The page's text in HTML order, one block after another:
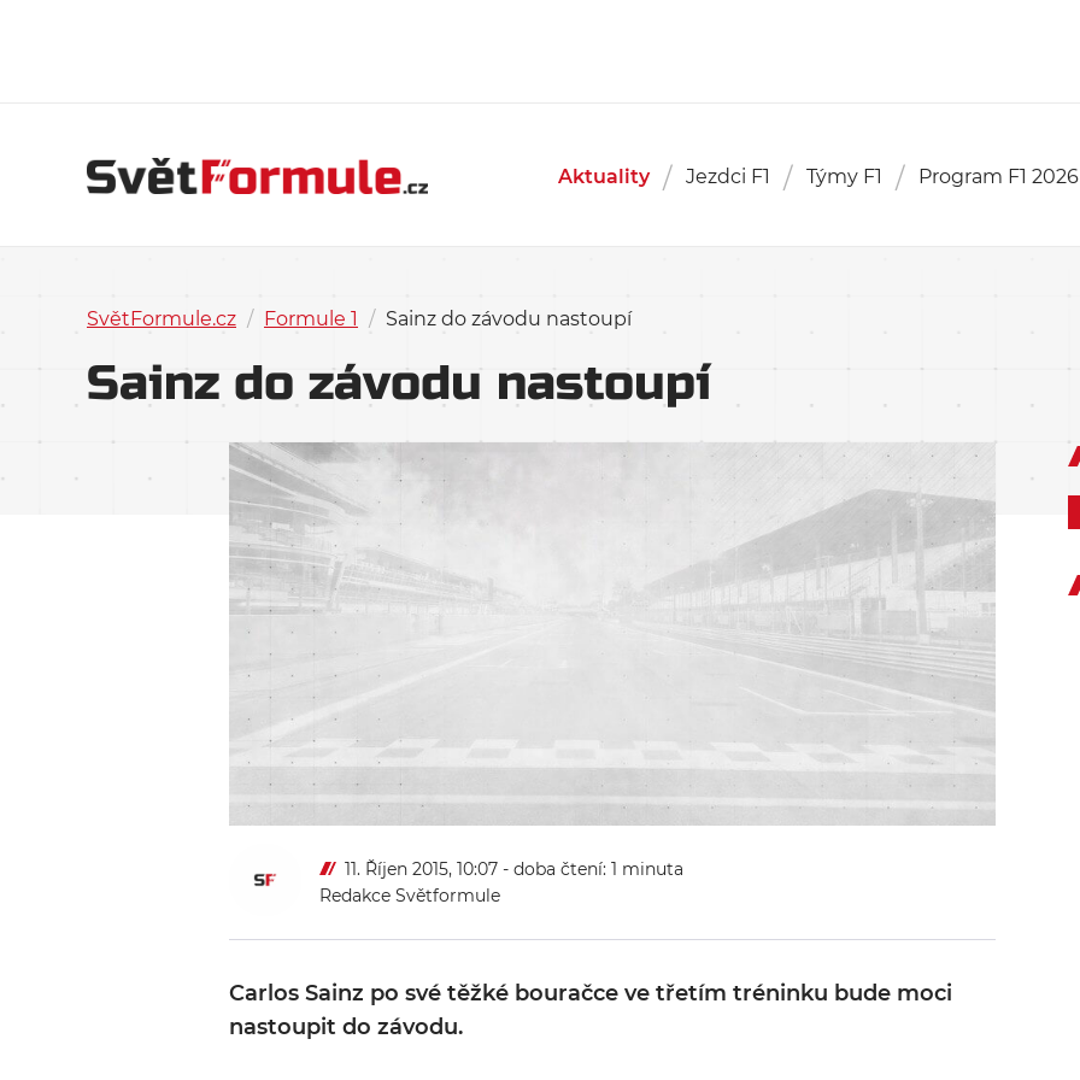
Aktuality Jezdci F1 Týmy F1 Program F1 2026
SvětFormule.cz / Formule 1 / Sainz do závodu nastoupí
Sainz do závodu nastoupí
11. Říjen 2015, 10:07 - doba čtení: 1 minuta
Redakce Světformule
Carlos Sainz po své těžké bouračce ve třetím tréninku bude moci
nastoupit do závodu.